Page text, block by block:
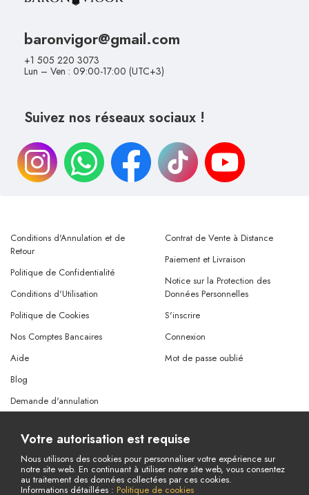
baronvigor@gmail.com
+1 505 220 3073
Lun – Ven : 09:00-17:00 (UTC+3)
Suivez nos réseaux sociaux !
Conditions d'Annulation et de
Retour
Politique de Confidentialité
Conditions d'Utilisation
Contrat de Vente à Distance
Paiement et Livraison
Notice sur la Protection des
Données Personnelles
Politique de Cookies
Nos Comptes Bancaires
Aide
S'inscrire
Connexion
Mot de passe oublié
Blog
Demande d'annulation
© Copyright 2026 Tous droits réservés.
Powered ByAMERKEZ LLC
Votre autorisation est requise
Nous utilisons des cookies pour personnaliser votre expérience sur
notre site web. En continuant à utiliser notre site web, vous consentez
au traitement des données collectées par ces cookies.
Informations détaillées : Politique de cookies